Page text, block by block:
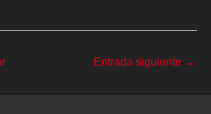
Entrada siguiente →